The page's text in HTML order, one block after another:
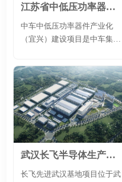
进装备制造基地、珠江口西岸
现代物流基地，旨在构建以电
子信息核心元器件生产、智能
成“1+2+N”产业格局，预计...
江苏省中低压功率器件产业化宜兴中车
中车中低压功率器件产业化
（宜兴）建设项目是中车集团
碳”战略部署、推动绿色能源
转型的重要举措，也是宜兴深
化与中车集团合作、共赢发展
的又一重大成果。项目投资体
量大、科技含量高，一期投资
59亿元，产品主要用于新能源
汽车领域，达产后可新增年产
36万片中低压组件基材的生产
能力。
武汉长飞半导体生产项目
长飞先进武汉基地项目位于武